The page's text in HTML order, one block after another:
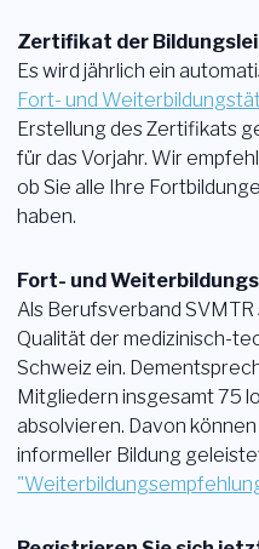
Zertifikat der
Es wird jährlich ein
Fort- und
Erstellung des Zertifikats
für das Vorjahr. Wir
ob Sie alle Ihre
haben.
Fort- und
Als Berufsverband
Qualität der medizinisch-
Schweiz ein.
Mitgliedern insgesamt 75
absolvieren. Davon
informeller Bildung